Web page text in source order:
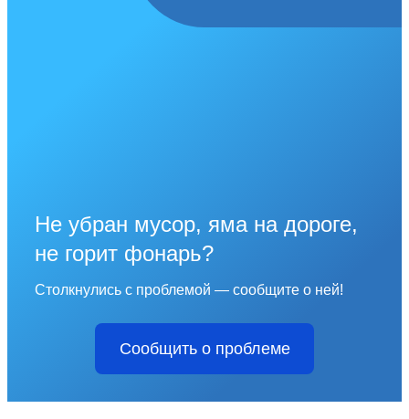
Не убран мусор, яма на дороге,
не горит фонарь?
Столкнулись с проблемой — сообщите о ней!
Сообщить о проблеме